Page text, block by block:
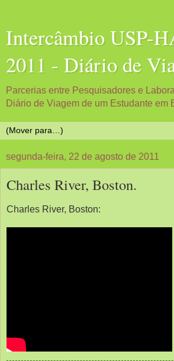
Intercâmbio USP-
2011 - Diário de
Parcerias entre Pesquisadores e
Diário de Viagem de um Estudante em
segunda-feira, 22 de agosto de 2011
Charles River, Boston.
Charles River, Boston: